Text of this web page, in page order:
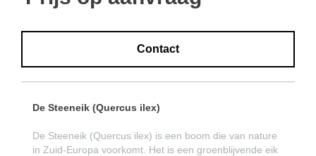
Contact
De Steeneik (Quercus ilex)
De Steeneik (Quercus ilex) is een boom die van nature
in Zuid-Europa voorkomt. Het is een groenblijvende eik